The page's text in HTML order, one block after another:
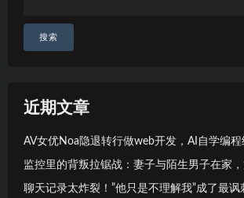
搜索
近期文章
AV女优Noa隐退转行做web开发，AI自学编程
监控里的背叛拉锯战：妻子与陌生男子在家
聊天记录太炸裂！”他只是不理解我”成了最讽